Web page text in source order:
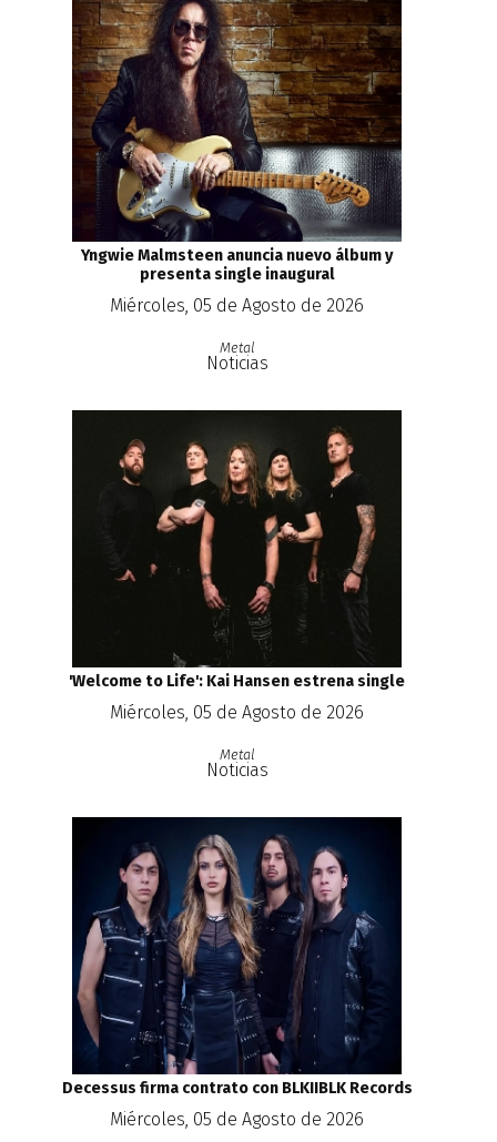
Yngwie Malmsteen anuncia nuevo álbum y
presenta single inaugural
Miércoles, 05 de Agosto de 2026
Metal
Noticias
'Welcome to Life': Kai Hansen estrena single
Miércoles, 05 de Agosto de 2026
Metal
Noticias
Decessus firma contrato con BLKIIBLK Records
Miércoles, 05 de Agosto de 2026